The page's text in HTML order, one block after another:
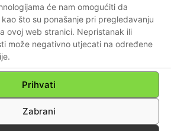
će nam omogućiti da
što su ponašanje pri pregledavanju
ovoj web stranici. Nepristanak ili
može negativno utjecati na određene
Prihvati
Zabrani
nas Pravila o privatnosti
WordPress Theme by TagDiv